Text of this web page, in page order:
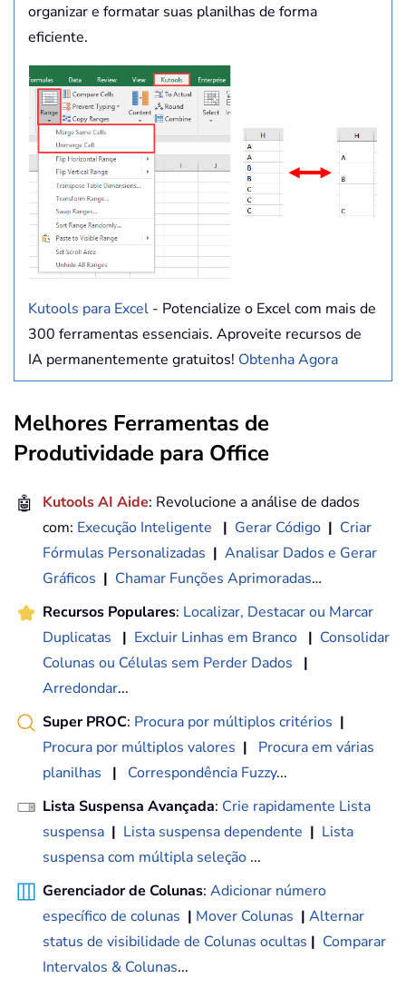
organizar e formatar suas planilhas de forma
eficiente.
Kutools para Excel - Potencialize o Excel com mais de
300 ferramentas essenciais. Aproveite recursos de
IA permanentemente gratuitos! Obtenha Agora
Melhores Ferramentas de
Produtividade para Office
🤖 Kutools AI Aide: Revolucione a análise de dados
com: Execução Inteligente | Gerar Código | Criar
Fórmulas Personalizadas | Analisar Dados e Gerar
Gráficos | Chamar Funções Aprimoradas…
Recursos Populares: Localizar, Destacar ou Marcar
Duplicatas
| Excluir Linhas em Branco | Consolidar
Colunas ou Células sem Perder Dados
|
Arredondar...
Super PROC: Procura por múltiplos critérios |
Procura por múltiplos valores |
Procura em várias
planilhas
| Correspondência Fuzzy...
Lista Suspensa Avançada: Crie rapidamente Lista
suspensa | Lista suspensa dependente | Lista
suspensa com múltipla seleção ...
Gerenciador de Colunas: Adicionar número
específico de colunas | Mover Colunas | Alternar
status de visibilidade de Colunas ocultas | Comparar
Intervalos & Colunas...